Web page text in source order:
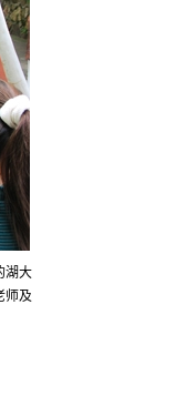
湖大
师及